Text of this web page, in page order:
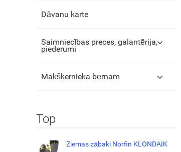
Dāvanu karte
Saimniecības preces, galantērija,
piederumi
Makšķernieka bērnam
Top
Ziemas zābaki Norfin KLONDAIK